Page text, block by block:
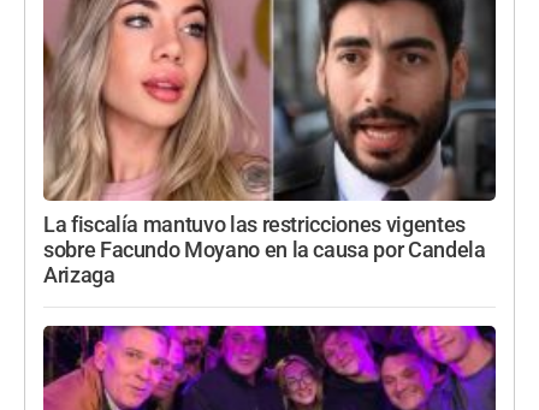
La fiscalía mantuvo las restricciones vigentes
sobre Facundo Moyano en la causa por Candela
Arizaga